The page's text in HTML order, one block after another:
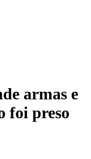
armas e
foi preso